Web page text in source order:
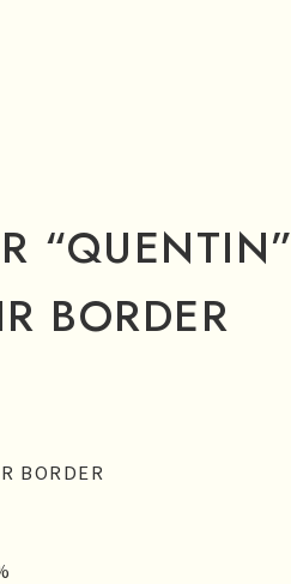
“QUENTIN”
BORDER
BORDER